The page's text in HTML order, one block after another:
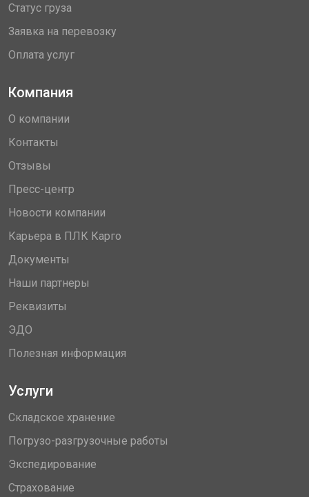
Статус груза
Заявка на перевозку
Оплата услуг
Компания
О компании
Контакты
Отзывы
Пресс-центр
Новости компании
Карьера в ПЛК Карго
Документы
Наши партнеры
Реквизиты
ЭДО
Полезная информация
Услуги
Складское хранение
Погрузо-разгрузочные работы
Экспедирование
Страхование